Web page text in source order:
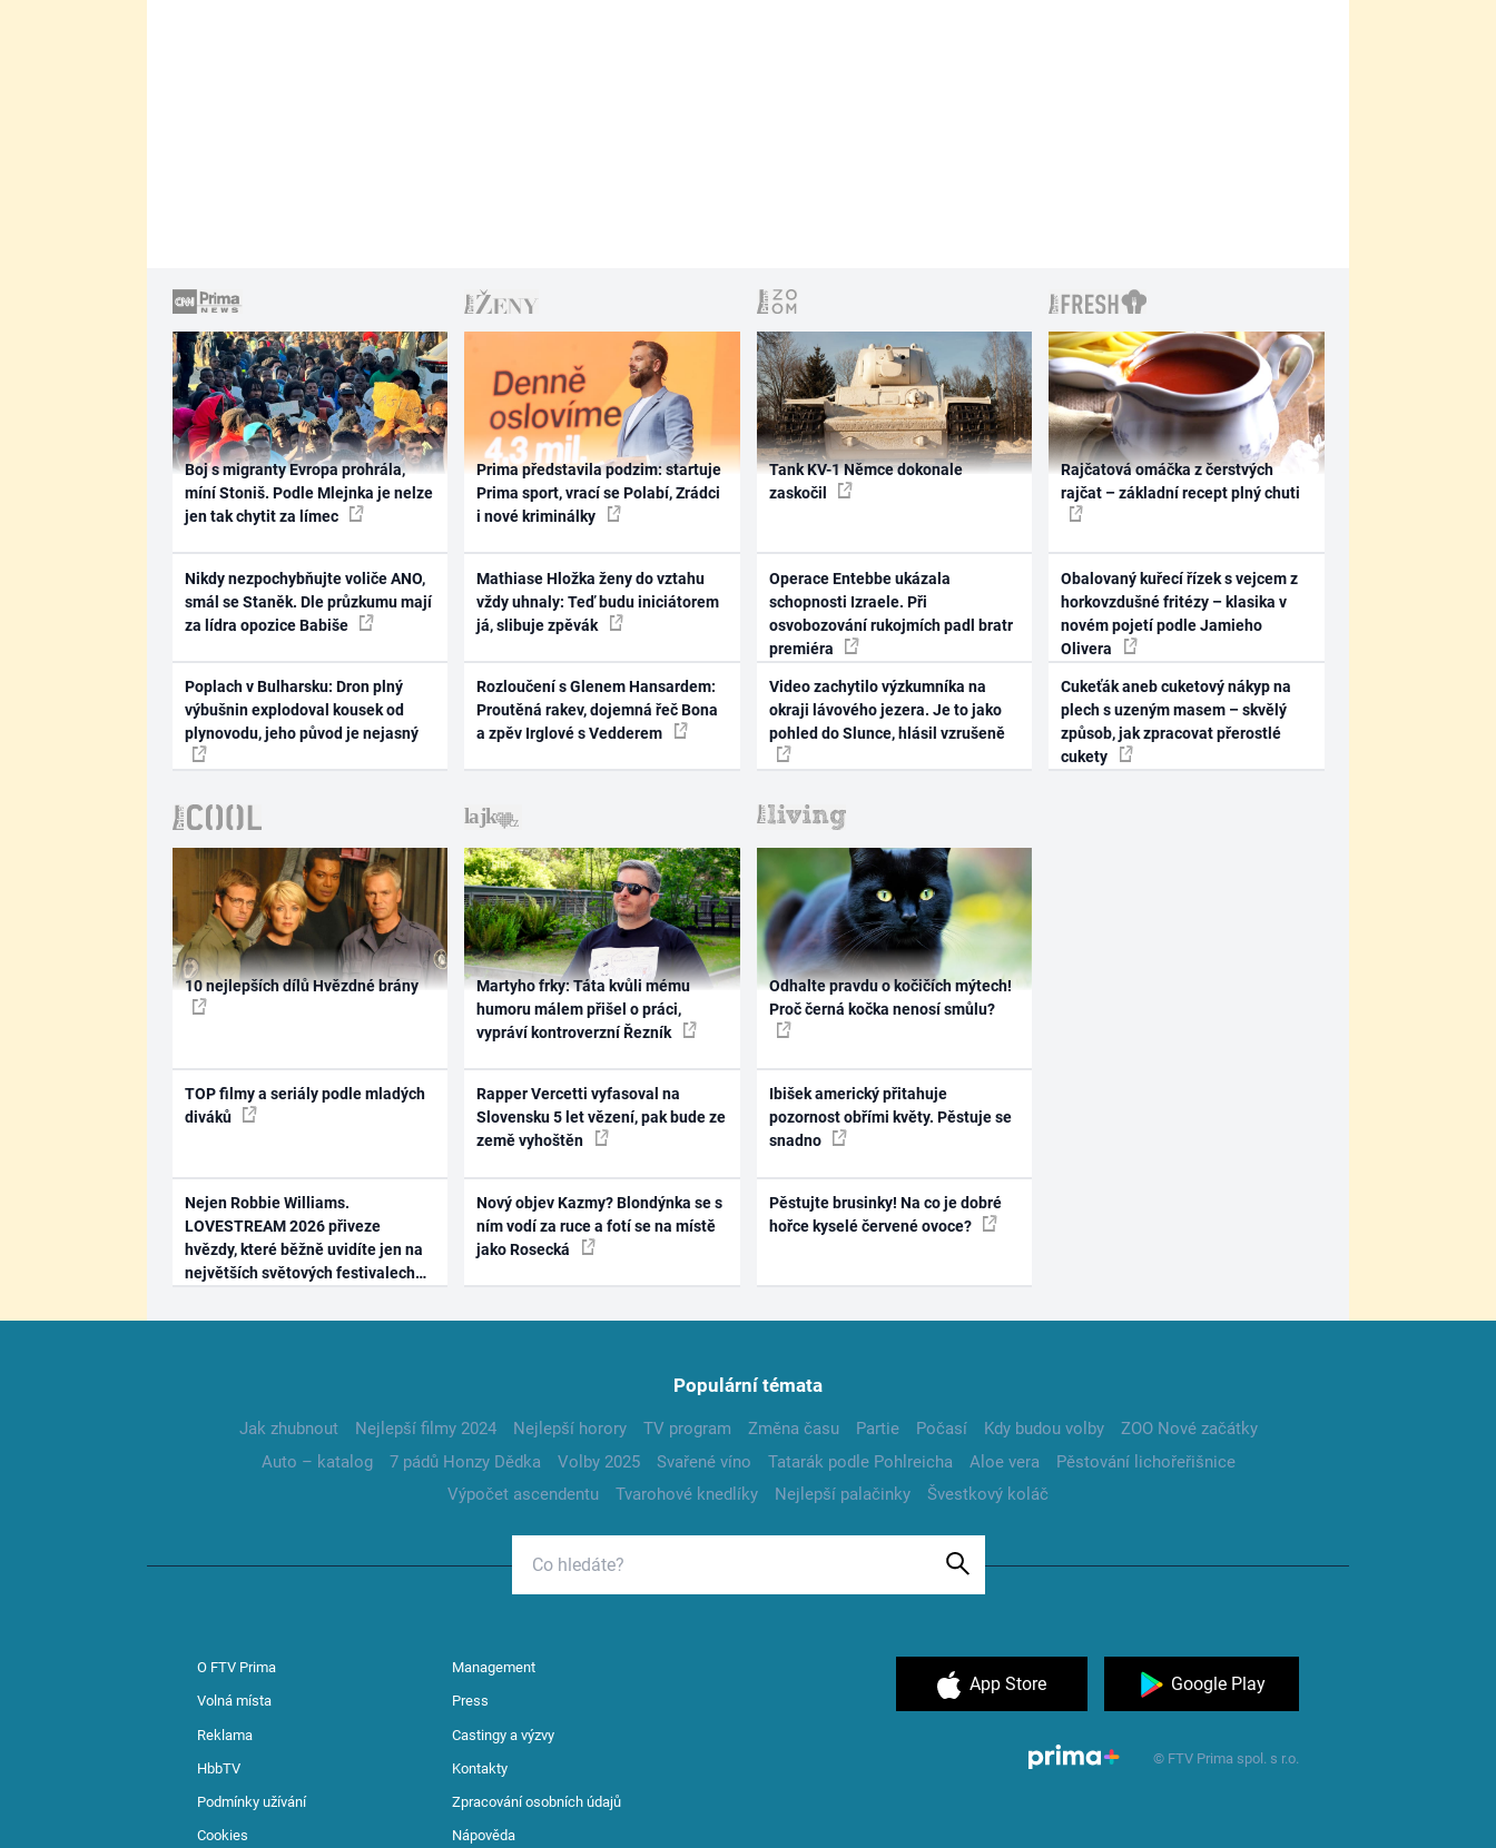
Boj s migranty Evropa prohrála,
míní Stoniš. Podle Mlejnka je nelze
jen tak chytit za límec
Nikdy nezpochybňujte voliče ANO,
smál se Staněk. Dle průzkumu mají
za lídra opozice Babiše
Poplach v Bulharsku: Dron plný
výbušnin explodoval kousek od
plynovodu, jeho původ je nejasný
Prima představila podzim: startuje
Prima sport, vrací se Polabí, Zrádci
i nové kriminálky
Mathiase Hložka ženy do vztahu
vždy uhnaly: Teď budu iniciátorem
já, slibuje zpěvák
Rozloučení s Glenem Hansardem:
Proutěná rakev, dojemná řeč Bona
a zpěv Irglové s Vedderem
Tank KV-1 Němce dokonale
zaskočil
Operace Entebbe ukázala
schopnosti Izraele. Při
osvobozování rukojmích padl bratr
premiéra
Video zachytilo výzkumníka na
okraji lávového jezera. Je to jako
pohled do Slunce, hlásil vzrušeně
Rajčatová omáčka z čerstvých
rajčat – základní recept plný chuti
Obalovaný kuřecí řízek s vejcem z
horkovzdušné fritézy – klasika v
novém pojetí podle Jamieho
Olivera
Cukeťák aneb cuketový nákyp na
plech s uzeným masem – skvělý
způsob, jak zpracovat přerostlé
cukety
10 nejlepších dílů Hvězdné brány
TOP filmy a seriály podle mladých
diváků
Nejen Robbie Williams.
LOVESTREAM 2026 přiveze
hvězdy, které běžně uvidíte jen na
největších světových festivalech
Martyho frky: Táta kvůli mému
humoru málem přišel o práci,
vypráví kontroverzní Řezník
Rapper Vercetti vyfasoval na
Slovensku 5 let vězení, pak bude ze
země vyhoštěn
Nový objev Kazmy? Blondýnka se s
ním vodí za ruce a fotí se na místě
jako Rosecká
Odhalte pravdu o kočičích mýtech!
Proč černá kočka nenosí smůlu?
Ibišek americký přitahuje
pozornost obřími květy. Pěstuje se
snadno
Pěstujte brusinky! Na co je dobré
hořce kyselé červené ovoce?
Populární témata
Jak zhubnout Nejlepší filmy 2024 Nejlepší horory TV program Změna času Partie Počasí Kdy budou volby
ZOO Nové začátky
Auto – katalog
7 pádů Honzy Dědka Volby 2025 Svařené víno Tatarák podle Pohlreicha Aloe vera
Pěstování lichořeřišnice
Výpočet ascendentu
Tvarohové knedlíky Nejlepší palačinky Švestkový koláč
O FTV Prima Management
Volná místa Press
Reklama Castingy a výzvy
HbbTV Kontakty
Podmínky užívání Zpracování osobních údajů
Cookies Nápověda
App Store Google Play
© FTV Prima spol. s r.o.